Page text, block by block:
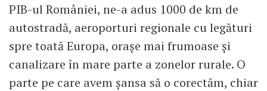
PIB-ul României, ne-a adus 1000 de km de
autostradă, aeroporturi regionale cu legături
spre toată Europa, orașe mai frumoase și
canalizare în mare parte a zonelor rurale. O
parte pe care avem șansa să o corectăm, chiar